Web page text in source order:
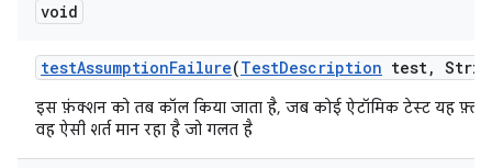
void
testAssumptionFailure(TestDescription test,
इस फ़ंक्शन को तब कॉल किया जाता है, जब कोई ऐटॉमिक टेस्ट यह
वह ऐसी शर्त मान रहा है जो गलत है